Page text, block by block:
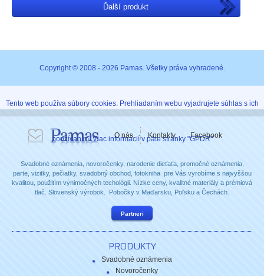
Ďalší produkt
Copyright © 2008 - 2026 Pamas. Všetky práva vyhradené.
Tento web používa súbory cookies. Prehliadaním webu vyjadrujete súhlas s ich
používaním. Viac informácií v päte stránky "GPDR"
O nás Kontakty Facebook
Svadobné oznámenia, novoročenky, narodenie dieťaťa, promočné oznámenia,
parte, vizitky, pečiatky, svadobný obchod, fotokniha pre Vás vyrobíme s najvyššou
kvalitou, použitím výnimočných techológii. Nízke ceny, kvalitné materiály a prémiová
tlač. Slovenský výrobok. Pobočky v Maďarsku, Poľsku a Čechách.
Partneri
PRODUKTY
Svadobné oznámenia
Novoročenky